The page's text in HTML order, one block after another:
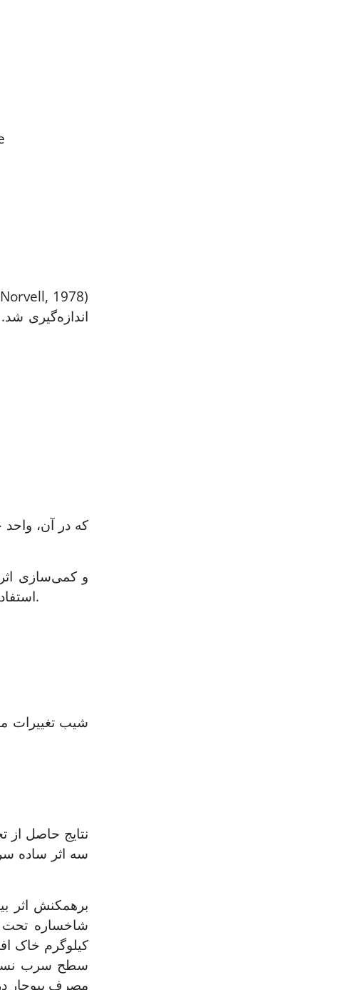
که در آن،
خطی یک تکه (رابطه 5) و دو تکه‌ای (رابطه 6) صورت گرفت و برای رسم منحنی‌ها از نرم‌افزار Excel استفاده شد.
سه اثر ساده